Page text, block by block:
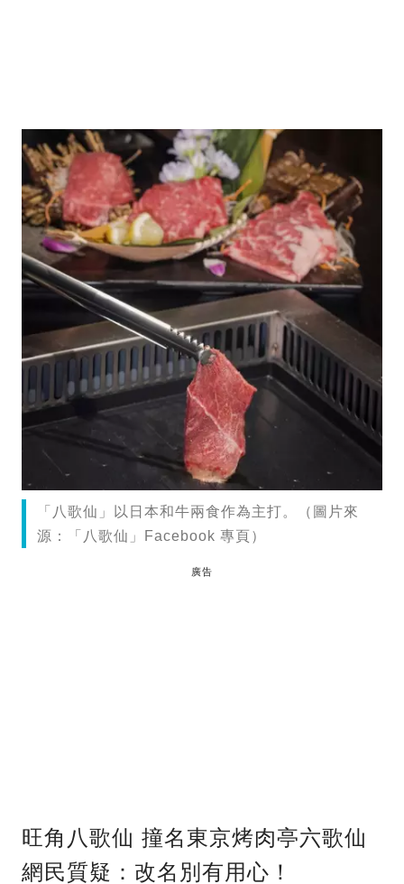
「八歌仙」以日本和牛兩食作為主打。（圖片來
源：「八歌仙」Facebook 專頁）
廣告
旺角八歌仙 撞名東京烤肉亭六歌仙
網民質疑：改名別有用心！